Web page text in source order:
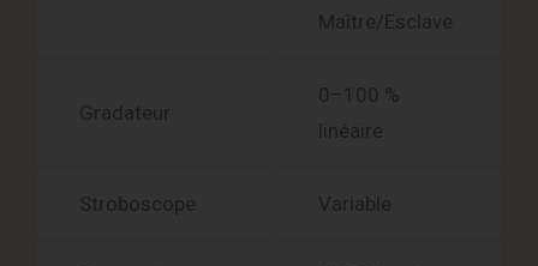
Maître/Esclave
Gradateur
0–100 %
linéaire
Stroboscope Variable